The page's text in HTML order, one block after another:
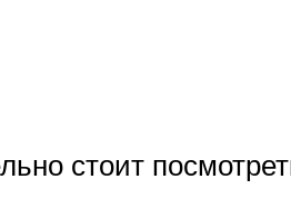
стоит